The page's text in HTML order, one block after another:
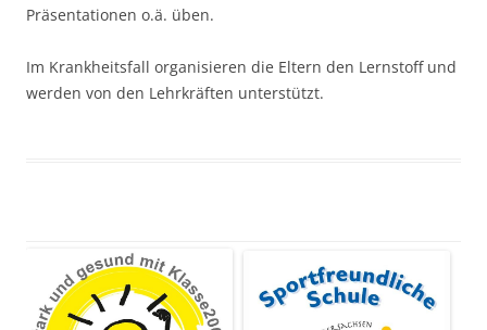
Präsentationen o.ä. üben.
Im Krankheitsfall organisieren die Eltern den Lernstoff und
werden von den Lehrkräften unterstützt.